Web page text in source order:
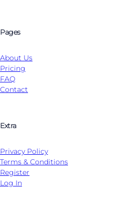
Pages
About Us
Pricing
FAQ
Contact
Extra
Privacy Policy
Terms & Conditions
Register
Log In